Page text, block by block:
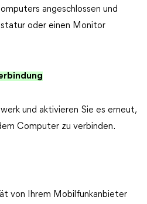
angeschlossen und
oder einen Monitor
und aktivieren Sie es erneut,
Computer zu verbinden.
von Ihrem Mobilfunkanbieter